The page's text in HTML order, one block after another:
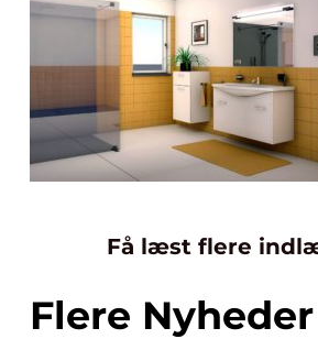
Få læst flere
Flere Nyheder